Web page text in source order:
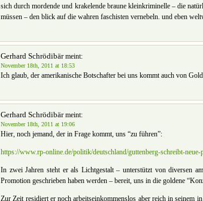
sich durch mordende und krakelende braune kleinkriminelle – die
müssen – den blick auf die wahren faschisten vernebeln. und eben
Gerhard Schrödibärmeint:
November 18th, 2011 at 18:53
Ich glaub, der amerikanische Botschafter bei uns kommt auch von
Gerhard Schrödibärmeint:
November 18th, 2011 at 19:06
Hier, noch jemand, der in Frage kommt, uns “zu führen”:
https://www.rp-online.de/politik/deutschland/guttenberg-schreibt-
In zwei Jahren steht er als Lichtgestalt – unterstützt von diversen
Promotion geschrieben haben werden – bereit, uns in die goldene
Zur Zeit residiert er noch arbeitseinkommenslos aber reich in seinem